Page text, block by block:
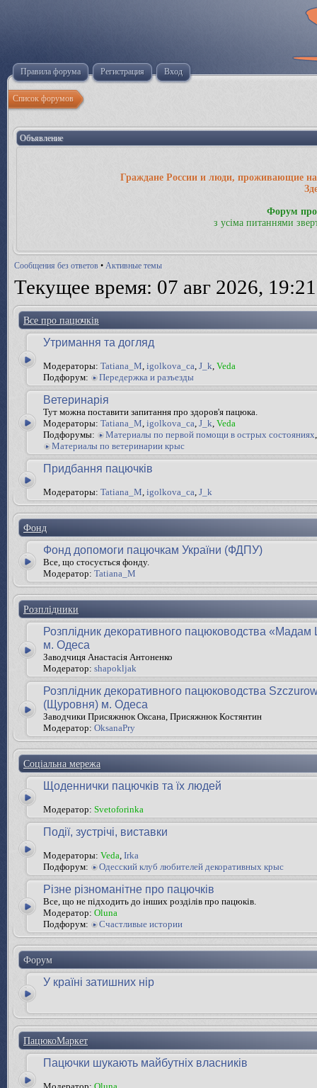
Правила форума Регистрация Вход
Список форумов
Объявление
Граждане России и люди, проживающие на
Форум
з усіма питаннями
Сообщения без ответов • Активные темы
Текущее время: 07 авг 2026, 19:21
Все про пацючків
Утримання та догляд
Модераторы: Tatiana_M, igolkova_ca, J_k, Veda
Подфорум:
Передержка и разъезды
Ветеринарія
Тут можна поставити запитання про здоров'я пацюка.
Модераторы: Tatiana_M, igolkova_ca, J_k, Veda
Подфорумы:
Материалы по первой помощи в острых состояниях,
Материалы по ветеринарии крыс
Придбання пацючків
Модераторы: Tatiana_M, igolkova_ca, J_k
Фонд
Фонд допомоги пацючкам України (ФДПУ)
Все, що стосується фонду.
Модератор: Tatiana_M
Розплідники
Розплідник декоративного пацюководства
м. Одеса
Заводчиця Анастасія Антоненко
Модератор: shapokljak
Розплідник декоративного пацюководства
(Щуровня) м. Одеса
Заводчики Присяжнюк Оксана, Присяжнюк Костянтин
Модератор: OksanaPry
Соціальна мережа
Щоденнички пацючків та їх людей
Модератор: Svetoforinka
Події, зустрічі, виставки
Модераторы: Veda, Irka
Подфорум:
Одесский клуб любителей декоративных крыс
Різне різноманітне про пацючків
Все, що не підходить до інших розділів про пацюків.
Модератор: Oluna
Подфорум:
Счастливые истории
Форум
У країні затишних нір
ПацюкоМаркет
Пацючки шукають майбутніх власників